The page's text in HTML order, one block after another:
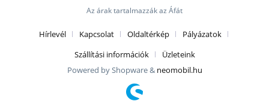
Az árak tartalmazzák az Áfát
Hírlevél Kapcsolat Oldaltérkép
Pályázatok
Szállítási információk
Üzleteink
Powered by Shopware & neomobil.hu